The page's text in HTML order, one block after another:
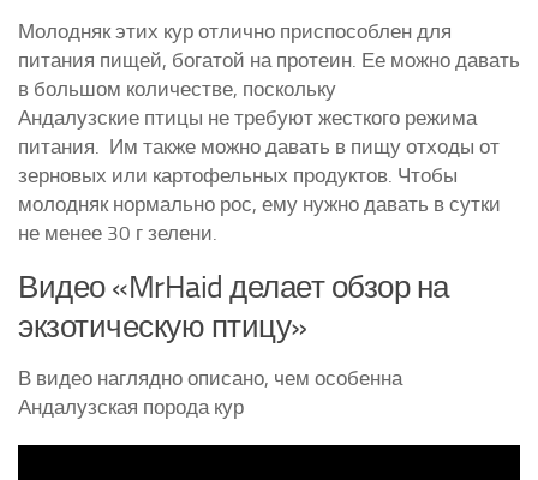
Молодняк этих кур отлично приспособлен для
питания пищей, богатой на протеин. Ее можно давать
в большом количестве, поскольку
Андалузские птицы не требуют жесткого режима
питания. Им также можно давать в пищу отходы от
зерновых или картофельных продуктов. Чтобы
молодняк нормально рос, ему нужно давать в сутки
не менее 30 г зелени.
Видео «MrHaid делает обзор на
экзотическую птицу»
В видео наглядно описано, чем особенна
Андалузская порода кур